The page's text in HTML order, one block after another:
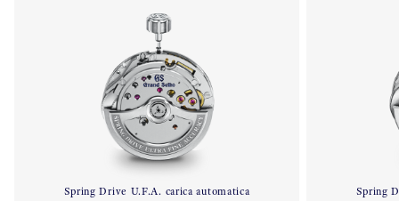
Spring Drive U.F.A. carica automatica Spring